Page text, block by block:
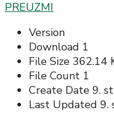
PREUZMI
Version
Download 1
File Size 362.14
File Count 1
Create Date 9.
Last Updated 9.